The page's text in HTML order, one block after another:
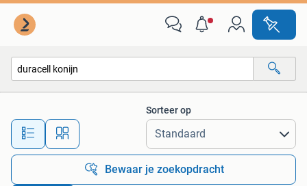
Alle afstanden…
Sorteer op
Bewaar je zoekopdracht